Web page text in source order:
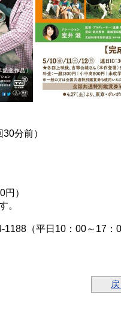
分前）
）
。
（平日10：00～17：